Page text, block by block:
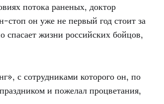
потока раненых, доктор
он уже не первый год стоит за
жизни российских бойцов,
с сотрудниками которого он, по
и пожелал процветания,